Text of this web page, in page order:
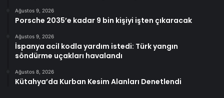
Ağustos 9, 2026
Porsche 2035’e kadar 9 bin kişiyi işten çıkaracak
Ağustos 9, 2026
İspanya acil kodla yardım istedi: Türk yangın
söndürme uçakları havalandı
Ağustos 8, 2026
Kütahya’da Kurban Kesim Alanları Denetlendi